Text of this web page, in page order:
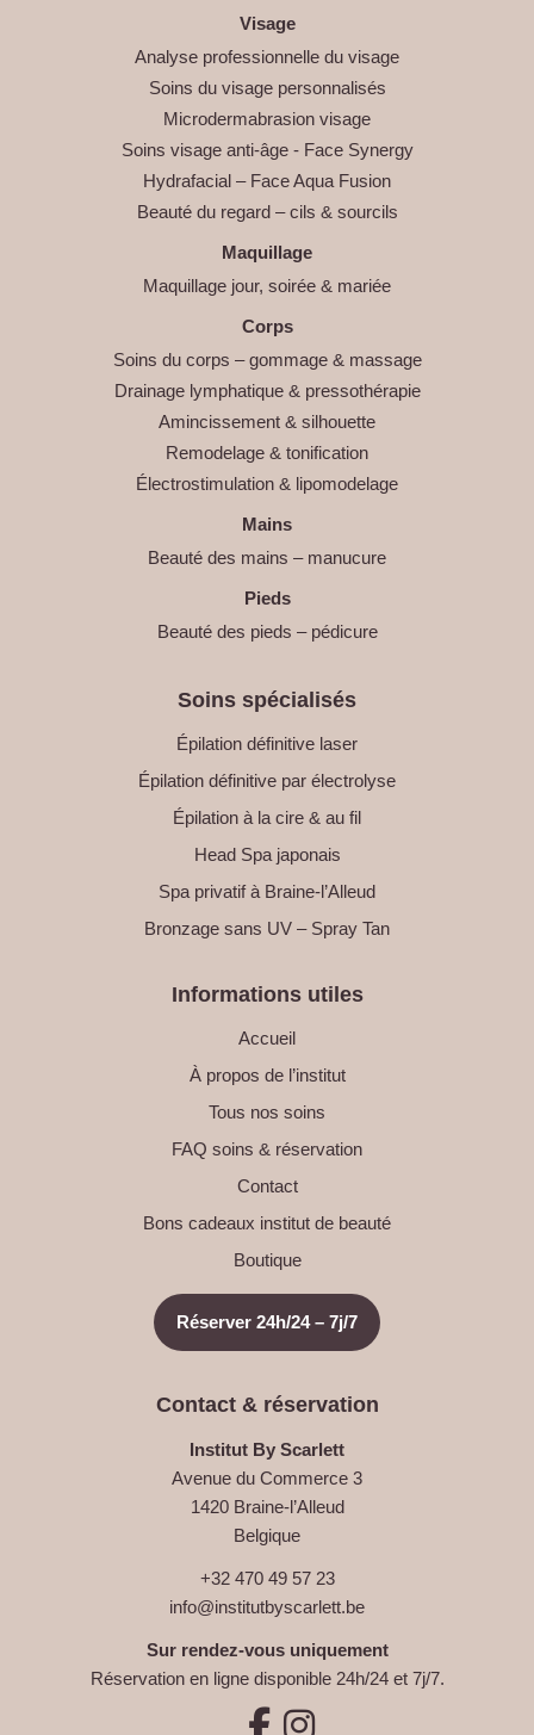
Visage
Analyse professionnelle du visage
Soins du visage personnalisés
Microdermabrasion visage
Soins visage anti-âge - Face Synergy
Hydrafacial – Face Aqua Fusion
Beauté du regard – cils & sourcils
Maquillage
Maquillage jour, soirée & mariée
Corps
Soins du corps – gommage & massage
Drainage lymphatique & pressothérapie
Amincissement & silhouette
Remodelage & tonification
Électrostimulation & lipomodelage
Mains
Beauté des mains – manucure
Pieds
Beauté des pieds – pédicure
Soins spécialisés
Épilation définitive laser
Épilation définitive par électrolyse
Épilation à la cire & au fil
Head Spa japonais
Spa privatif à Braine-l’Alleud
Bronzage sans UV – Spray Tan
Informations utiles
Accueil
À propos de l’institut
Tous nos soins
FAQ soins & réservation
Contact
Bons cadeaux institut de beauté
Boutique
Réserver 24h/24 – 7j/7
Contact & réservation
Institut By Scarlett
Avenue du Commerce 3
1420 Braine-l’Alleud
Belgique
+32 470 49 57 23
info@institutbyscarlett.be
Sur rendez-vous uniquement
Réservation en ligne disponible 24h/24 et 7j/7.